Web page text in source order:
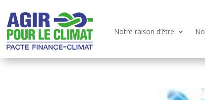
Notre raison d’être